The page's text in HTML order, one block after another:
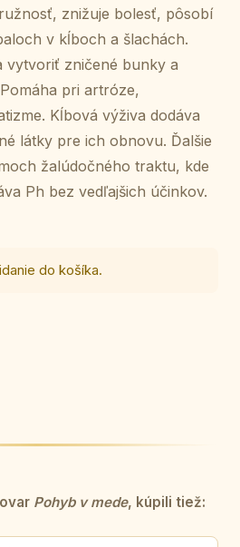
znižuje bolesť, pôsobí
v kĺboch a šlachách.
vytvoriť zničené bunky a
pri artróze,
Kĺbová výživa dodáva
látky pre ich obnovu. Ďalšie
žalúdočného traktu, kde
Ph bez vedľajšich účinkov.
do košíka.
Pohyb v mede, kúpili tiež: